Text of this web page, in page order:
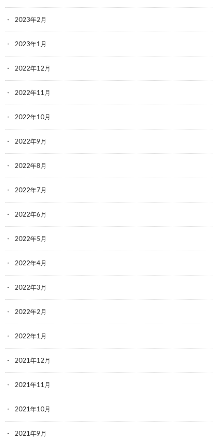
2023年2月
2023年1月
2022年12月
2022年11月
2022年10月
2022年9月
2022年8月
2022年7月
2022年6月
2022年5月
2022年4月
2022年3月
2022年2月
2022年1月
2021年12月
2021年11月
2021年10月
2021年9月